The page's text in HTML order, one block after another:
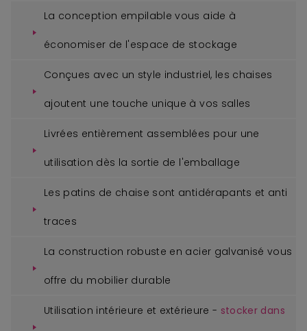
La conception empilable vous aide à
économiser de l'espace de stockage
Conçues avec un style industriel, les chaises
ajoutent une touche unique à vos salles
Livrées entièrement assemblées pour une
utilisation dès la sortie de l'emballage
Les patins de chaise sont antidérapants et anti
traces
La construction robuste en acier galvanisé vous
offre du mobilier durable
Utilisation intérieure et extérieure - stocker dans